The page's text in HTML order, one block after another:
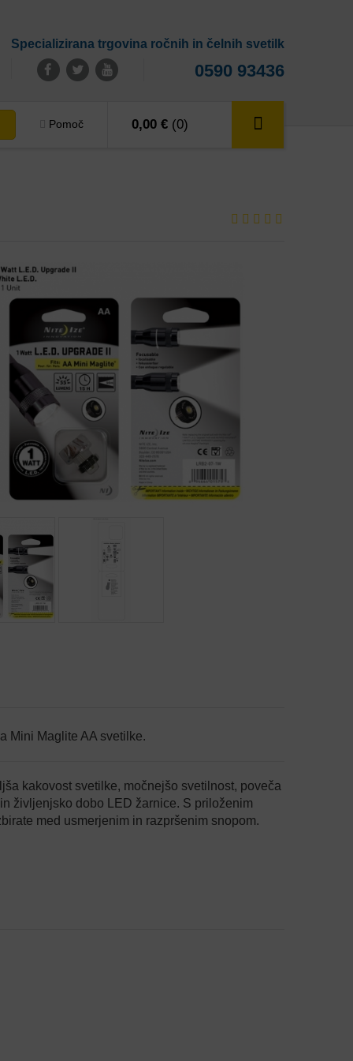
Specializirana trgovina ročnih in čelnih svetilk
0590 93436
Pomoč 0,00 € (0)
Mini Maglite AA svetilke.
kakovost svetilke, močnejšo svetilnost, poveča
življenjsko dobo LED žarnice. S priloženim
med usmerjenim in razpršenim snopom.